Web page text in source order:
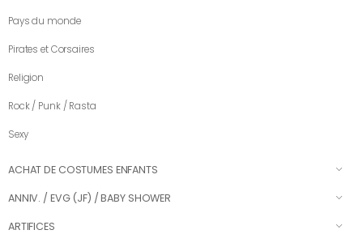
Pays du monde
Pirates et Corsaires
Religion
Rock / Punk / Rasta
Sexy
ACHAT DE COSTUMES ENFANTS
ANNIV. / EVG (JF) / BABY SHOWER
ARTIFICES